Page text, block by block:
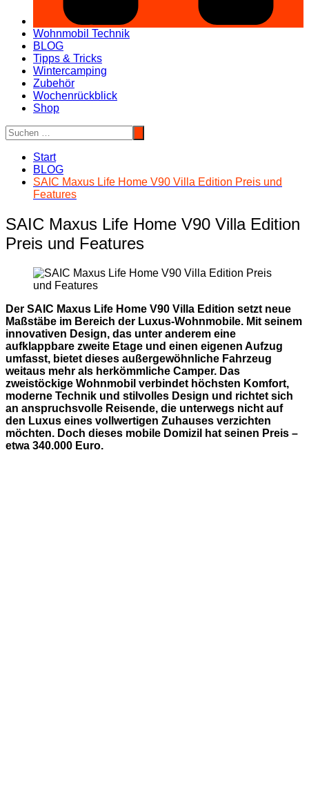
Wohnmobil Technik
BLOG
Tipps & Tricks
Wintercamping
Zubehör
Wochenrückblick
Shop
Start
BLOG
SAIC Maxus Life Home V90 Villa Edition Preis und
Features
SAIC Maxus Life Home V90 Villa Edition
Preis und Features
Der SAIC Maxus Life Home V90 Villa Edition setzt neue
Maßstäbe im Bereich der Luxus-Wohnmobile. Mit seinem
innovativen Design, das unter anderem eine
aufklappbare zweite Etage und einen eigenen Aufzug
umfasst, bietet dieses außergewöhnliche Fahrzeug
weitaus mehr als herkömmliche Camper. Das
zweistöckige Wohnmobil verbindet höchsten Komfort,
moderne Technik und stilvolles Design und richtet sich
an anspruchsvolle Reisende, die unterwegs nicht auf
den Luxus eines vollwertigen Zuhauses verzichten
möchten. Doch dieses mobile Domizil hat seinen Preis –
etwa 340.000 Euro.